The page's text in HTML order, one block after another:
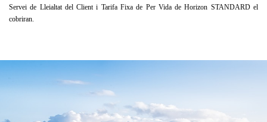
Servei de Lleialtat del Client i Tarifa Fixa de Per Vida de Horizon STANDARD el
cobriran.